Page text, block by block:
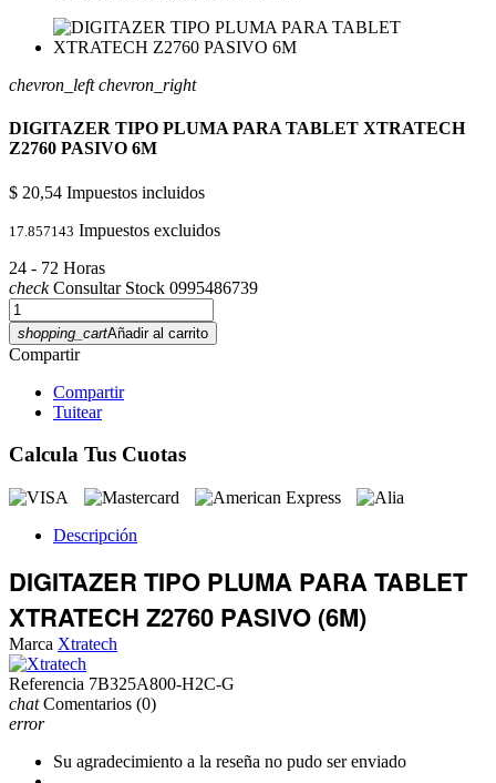
chevron_left chevron_right
DIGITAZER TIPO PLUMA PARA TABLET XTRATECH
Z2760 PASIVO 6M
$ 20,54 Impuestos incluidos
17.857143 Impuestos excluidos
24 - 72 Horas
checkConsultar Stock 0995486739
shopping_cartAñadir al carrito
Compartir
Compartir
Tuitear
Calcula Tus Cuotas
Descripción
DIGITAZER TIPO PLUMA PARA TABLET
XTRATECH Z2760 PASIVO (6M)
Marca Xtratech
Referencia 7B325A800-H2C-G
chat Comentarios (0)
error
Su agradecimiento a la reseña no pudo ser enviado